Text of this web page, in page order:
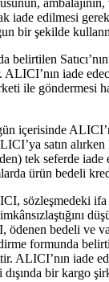
iade edilmesi
bir şekilde
iade
ile göndermesi
içerisinde
satın
tek seferde iade
ürün bedeli
sözleşmedeki
bedeli ve
formunda
ALICI’nın iade
bir kargo